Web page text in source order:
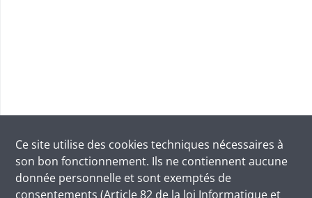
Ce site utilise des cookies techniques nécessaires à
son bon fonctionnement. Ils ne contiennent aucune
donnée personnelle et sont exemptés de
consentements (Article 82 de la loi Informatique et